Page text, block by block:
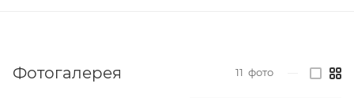
Фотогалерея 11 фото